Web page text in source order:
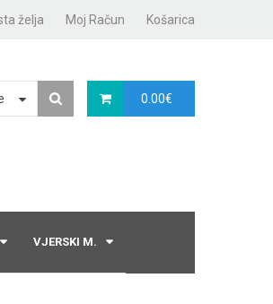
želja Moj Račun Košarica
0.00€
VJERSKI M.